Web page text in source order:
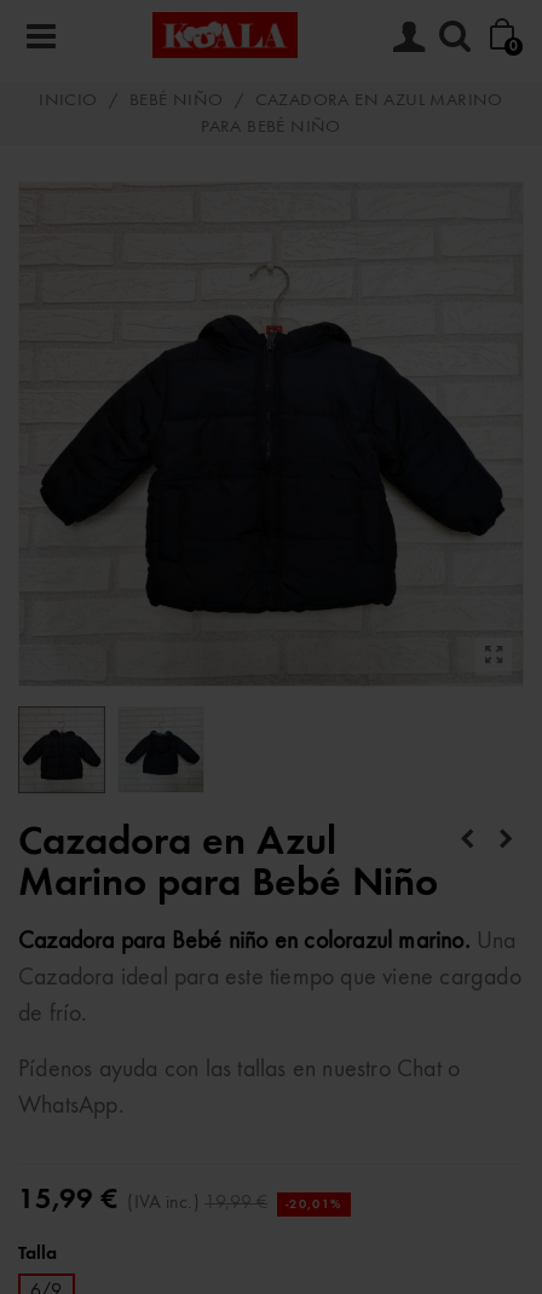
0
INICIO / BEBÉ NIÑO /
CAZADORA EN AZUL MARINO
PARA BEBÉ NIÑO
Cazadora en Azul
Marino para Bebé Niño
Cazadora para Bebé niño en colorazul marino. Una
Cazadora ideal para este tiempo que viene cargado
de frío.
Pídenos ayuda con las tallas en nuestro Chat o
WhatsApp.
15,99 € (IVA inc.) 19,99 € -20,01%
Talla